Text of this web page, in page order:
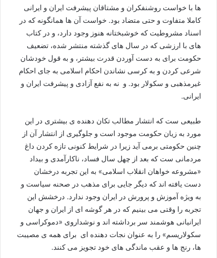
ها با خواست روشنفکران و مشتاقان پیشرفت ایران و ایرانی
کاملا متفاوت و حتی متضاد بود. خواست آن ها همانگونه که در
اسناد مشروطیت که خوشبختانه هنوز وجود دارد، و در کتاب
های با ارزشی که در سال های گذشته منتشر شده، تضعیف
حکومت برای به دست آوردن قدرت بیشتر، و به قول خودشان
شرعی کردن و به کرسی نشاندن احکام اسلامی به جای احکام
غیرمذهبی و سکولار بود. و نه به نفع آزادی و پیشرفت ایران و
ایرانی.
طبیعی ست که انتشار مطالب تکان دهنده ی بیشتری در این
مورد به زیان حکومت موجود است و جلوگیری از انتشار آن از
چنین حکومتی برمی آید زیرا در شرایط کنونی تازه کردن داغ
مردمانی ست که بعد از چهل سال فساد، ناکارآمدی و بیداد
«مشروعه خواهان انقلاب اسلامی» به این تجربه درخشان
دست یافته اند که دیگر جایی برای مذهب در صحنه سیاست و
به ويژه آموزش و پرورش در ایران وجود ندارد. درخشش این
تجربه را وقتی می بینیم که در هر گوشه ای از ایران و جهان
ایرانیانی هوشمند سر برداشته اند و نوشداروی «دموکراسی و
سکولاریسم» را به عنوان نجات دهنده ای برای همه ی مصیبت
ها، رنج ها و عقب ماندگی های خود تجویز می کنند.